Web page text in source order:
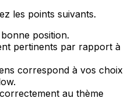
les points suivants.
position.
pertinents par rapport à
correspond à vos choix
.
au thème